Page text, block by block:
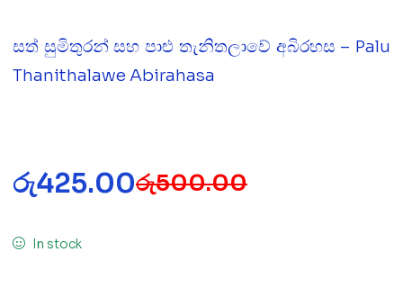
සත් සුමිතුරන් සහ පාළු තැනිතලාවේ අබිරහස – Palu
Thanithalawe Abirahasa
රු500.00
රු425.00
In stock